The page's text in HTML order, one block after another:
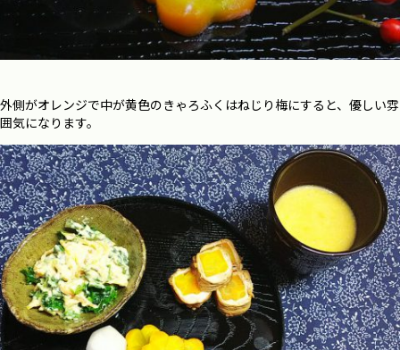
外側がオレンジで中が黄色のきゃろふくはねじり梅にすると、優しい雰
囲気になります。